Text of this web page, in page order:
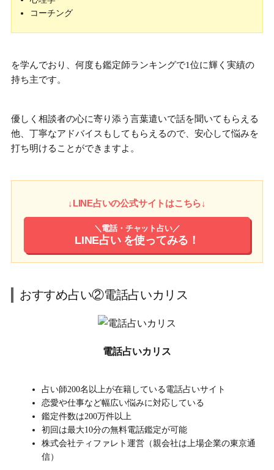
コーチング
を学んでおり、何度も鑑定師ランキングで1位に輝く実績の
持ち主です。
優しく相談者の心に寄り添う言葉遣いで話を聞いてもらえる
他、丁寧なアドバイスもしてもらえるので、安心して悩みを
打ち明けることができますよ。
↓LINE占いの公式サイトはこちら↓
＼電話・チャット占い／
LINE占い を使ってみる！
おすすめ占い②電話占いカリス
電話占いカリス
占い師200名以上が在籍している電話占いサイト
恋愛や仕事など幅広い悩みに対応している
鑑定件数は200万件以上
初回は最大10分の無料電話鑑定が可能
株式会社ティファレト運営（親会社は上場企業の東京通
信）